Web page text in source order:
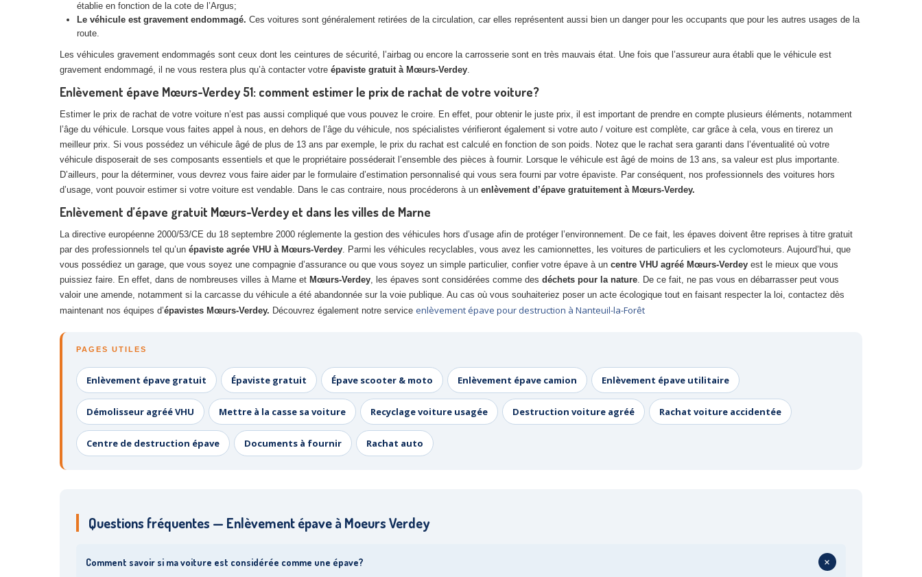
établie en fonction de la cote de l’Argus;
Le véhicule est gravement endommagé. Ces voitures sont généralement retirées de la circulation, car elles représentent aussi bien un danger pour les occupants que pour les autres usages de la
route.
Les véhicules gravement endommagés sont ceux dont les ceintures de sécurité, l’airbag ou encore la carrosserie sont en très mauvais état. Une fois que l’assureur aura établi que le véhicule est
gravement endommagé, il ne vous restera plus qu’à contacter votre épaviste gratuit à Mœurs-Verdey.
Enlèvement épave Mœurs-Verdey 51: comment estimer le prix de rachat de votre voiture?
Estimer le prix de rachat de votre voiture n’est pas aussi compliqué que vous pouvez le croire. En effet, pour obtenir le juste prix, il est important de prendre en compte plusieurs éléments, notamment
l’âge du véhicule. Lorsque vous faites appel à nous, en dehors de l’âge du véhicule, nos spécialistes vérifieront également si votre auto / voiture est complète, car grâce à cela, vous en tirerez un
meilleur prix. Si vous possédez un véhicule âgé de plus de 13 ans par exemple, le prix du rachat est calculé en fonction de son poids. Notez que le rachat sera garanti dans l’éventualité où votre
véhicule disposerait de ses composants essentiels et que le propriétaire posséderait l’ensemble des pièces à fournir. Lorsque le véhicule est âgé de moins de 13 ans, sa valeur est plus importante.
D’ailleurs, pour la déterminer, vous devrez vous faire aider par le formulaire d’estimation personnalisé qui vous sera fourni par votre épaviste. Par conséquent, nos professionnels des voitures hors
d’usage, vont pouvoir estimer si votre voiture est vendable. Dans le cas contraire, nous procéderons à un enlèvement d’épave gratuitement à Mœurs-Verdey.
Enlèvement d’épave gratuit Mœurs-Verdey et dans les villes de Marne
La directive européenne 2000/53/CE du 18 septembre 2000 réglemente la gestion des véhicules hors d’usage afin de protéger l’environnement. De ce fait, les épaves doivent être reprises à titre gratuit
par des professionnels tel qu’un épaviste agrée VHU à Mœurs-Verdey. Parmi les véhicules recyclables, vous avez les camionnettes, les voitures de particuliers et les cyclomoteurs. Aujourd’hui, que
vous possédiez un garage, que vous soyez une compagnie d’assurance ou que vous soyez un simple particulier, confier votre épave à un centre VHU agréé Mœurs-Verdey est le mieux que vous
puissiez faire. En effet, dans de nombreuses villes à Marne et Mœurs-Verdey, les épaves sont considérées comme des déchets pour la nature. De ce fait, ne pas vous en débarrasser peut vous
valoir une amende, notamment si la carcasse du véhicule a été abandonnée sur la voie publique. Au cas où vous souhaiteriez poser un acte écologique tout en faisant respecter la loi, contactez dès
maintenant nos équipes d’épavistes Mœurs-Verdey. Découvrez également notre service enlèvement épave pour destruction à Nanteuil-la-Forêt
PAGES UTILES
Enlèvement épave gratuit Épaviste gratuit Épave scooter & moto Enlèvement épave camion Enlèvement épave utilitaire
Démolisseur agréé VHU Mettre à la casse sa voiture Recyclage voiture usagée Destruction voiture agréé Rachat voiture accidentée
Centre de destruction épave Documents à fournir Rachat auto
Questions fréquentes — Enlèvement épave à Moeurs Verdey
Comment savoir si ma voiture est considérée comme une épave? +